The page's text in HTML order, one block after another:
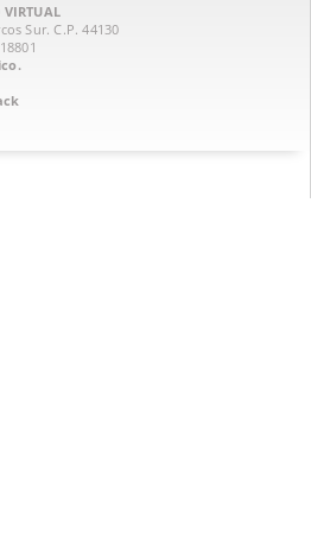
VIRTUAL
Sur. C.P. 44130
8888‏ ext. 18801